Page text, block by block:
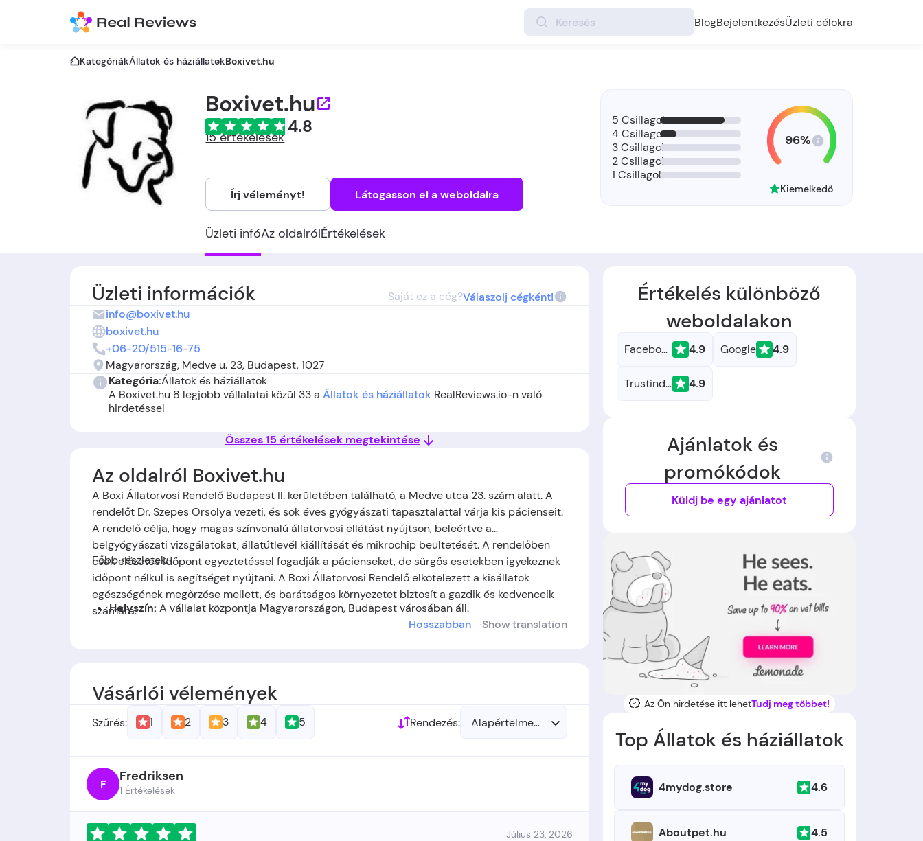
BlogBejelentkezésÜzleti célokra
KategóriákÁllatok és háziállatokBoxivet.hu
Boxivet.hu
4.8
15 értékelések
Írj véleményt! Látogasson el a weboldalra
Üzleti infóAz oldalrólÉrtékelések
5 Csillagok
4 Csillagok
3 Csillagok
2 Csillagok
1 Csillagok
96%
Kiemelkedő
Üzleti információk Saját ez a cég?Válaszolj cégként!
info@boxivet.hu
boxivet.hu
+06-20/515-16-75
Magyarország, Medve u. 23, Budapest, 1027
Kategória:Állatok és háziállatok
A Boxivet.hu 8 legjobb vállalatai közül 33 a Állatok és háziállatok RealReviews.io-n való
hirdetéssel
Összes 15 értékelések megtekintése
Az oldalról Boxivet.hu
A Boxi Állatorvosi Rendelő Budapest II. kerületében található, a Medve utca 23. szám alatt. A
rendelőt Dr. Szepes Orsolya vezeti, és sok éves gyógyászati tapasztalattal várja kis pácienseit.
A rendelő célja, hogy magas színvonalú állatorvosi ellátást nyújtson, beleértve a
belgyógyászati vizsgálatokat, állatútlevél kiállítását és mikrochip beültetését. A rendelőben
csak előzetes időpont egyeztetéssel fogadják a pácienseket, de sürgős esetekben igyekeznek
időpont nélkül is segítséget nyújtani. A Boxi Állatorvosi Rendelő elkötelezett a kisállatok
egészségének megőrzése mellett, és barátságos környezetet biztosít a gazdik és kedvenceik
számára.
Főbb részletek:
Helyszín: A vállalat központja Magyarországon, Budapestvárosában áll.
Hosszabban Show translation
Értékelés különböző
weboldalakon
Facebook 4.9 Google 4.9
Trustindex 4.9
Ajánlatok és
promókódok
Küldj be egy ajánlatot
Az Ön hirdetése itt lehetTudj meg többet!
Top Állatok és háziállatok
4mydog.store 4.6
Aboutpet.hu 4.5
Vásárlói vélemények
Rendezés: Alapértelmezett
Szűrés: 1 2 3 4 5
F Fredriksen
1 Értékelések
Július 23, 2026